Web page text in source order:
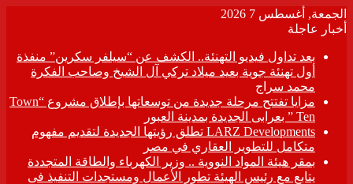
الجمعة, أغسطس 7 2026
أخبار عاجلة
بعد تداول فيديو التهنئة.. الكشف عن “سيلفر سكرين” منفذة
أول تهنئة جوية بعيد ميلاد تركي آل الشيخ وصاحب الفكرة
محمد سراج
مزايا تفتتح مرحلة جديدة من توسعاتها بإطلاق مشروع “Town
Ten ” بعرابى الجديدة بمدينة العبور
LARZ Developments تطلق رؤيتها الجديدة لتقديم مفهوم
متكامل للتطوير العقاري في مصر
بمقر هيئة المواد النووية .. وزير الكهرباء والطاقة المتجددة
يتابع مع رئيس الهيئة تطور الأعمال ومستجدات التنفيذ فى